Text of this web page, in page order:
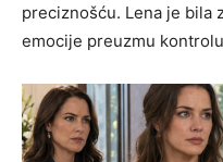
preciznošću. Lena je bila
emocije preuzmu